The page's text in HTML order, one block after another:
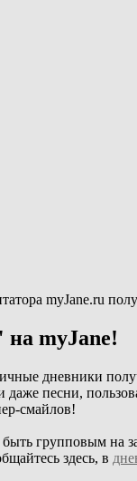
myJane.ru
myJane!
дневники
песни,
смайлов!
групповым на
здесь, в